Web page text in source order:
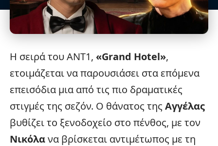
Η σειρά τουΑΝΤ1, «Grand Hotel»,
ετοιμάζεται να παρουσιάσει στα επόμενα
επεισόδια μια από τις πιο δραματικές
στιγμές της σεζόν. Ο θάνατος της Αγγέλας
βυθίζει το ξενοδοχείο στο πένθος, με τον
Νικόλανα βρίσκεται αντιμέτωπος με τη